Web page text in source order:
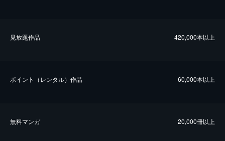
⾒放題作品 420,000本以上
ポイント（レンタル）作品 60,000本以上
無料マンガ 20,000冊以上